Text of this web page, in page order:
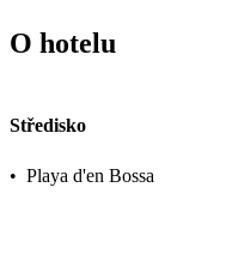
O hotelu
Středisko
• Playa d'en Bossa